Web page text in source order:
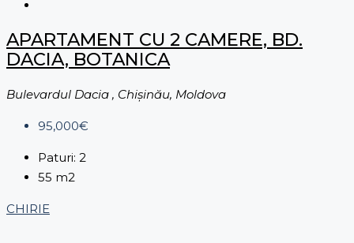
APARTAMENT CU 2 CAMERE, BD.
DACIA, BOTANICA
Bulevardul Dacia , Chișinău, Moldova
95,000€
Paturi: 2
55 m2
CHIRIE